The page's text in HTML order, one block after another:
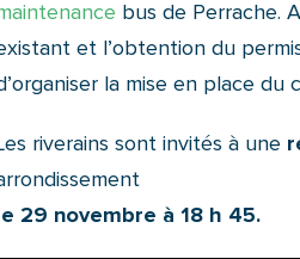
bus de Perrache.
et l’obtention du
la mise en place du
riverains sont invités à une
le 29 novembre à 18 h 45.